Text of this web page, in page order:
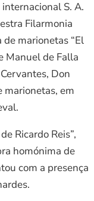
S. A.
Filarmonia
marionetas “El
Manuel de Falla
Don
marionetas, em
Ricardo Reis”,
homónima de
com a presença